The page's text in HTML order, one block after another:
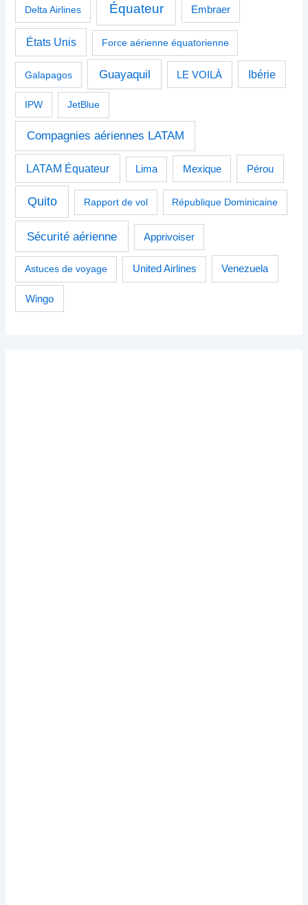
Delta Airlines Équateur Embraer
États Unis Force aérienne équatorienne
Galapagos Guayaquil LE VOILÀ Ibérie
IPW JetBlue
Compagnies aériennes LATAM
LATAM Équateur Lima Mexique Pérou
Quito Rapport de vol République Dominicaine
Sécurité aérienne Apprivoiser
Astuces de voyage United Airlines Venezuela
Wingo